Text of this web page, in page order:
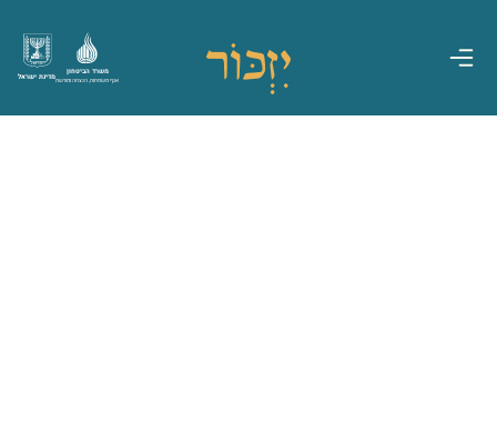
מדינת ישראל
משרד הביטחון
אגף משפחות, הנצחה ומורשת